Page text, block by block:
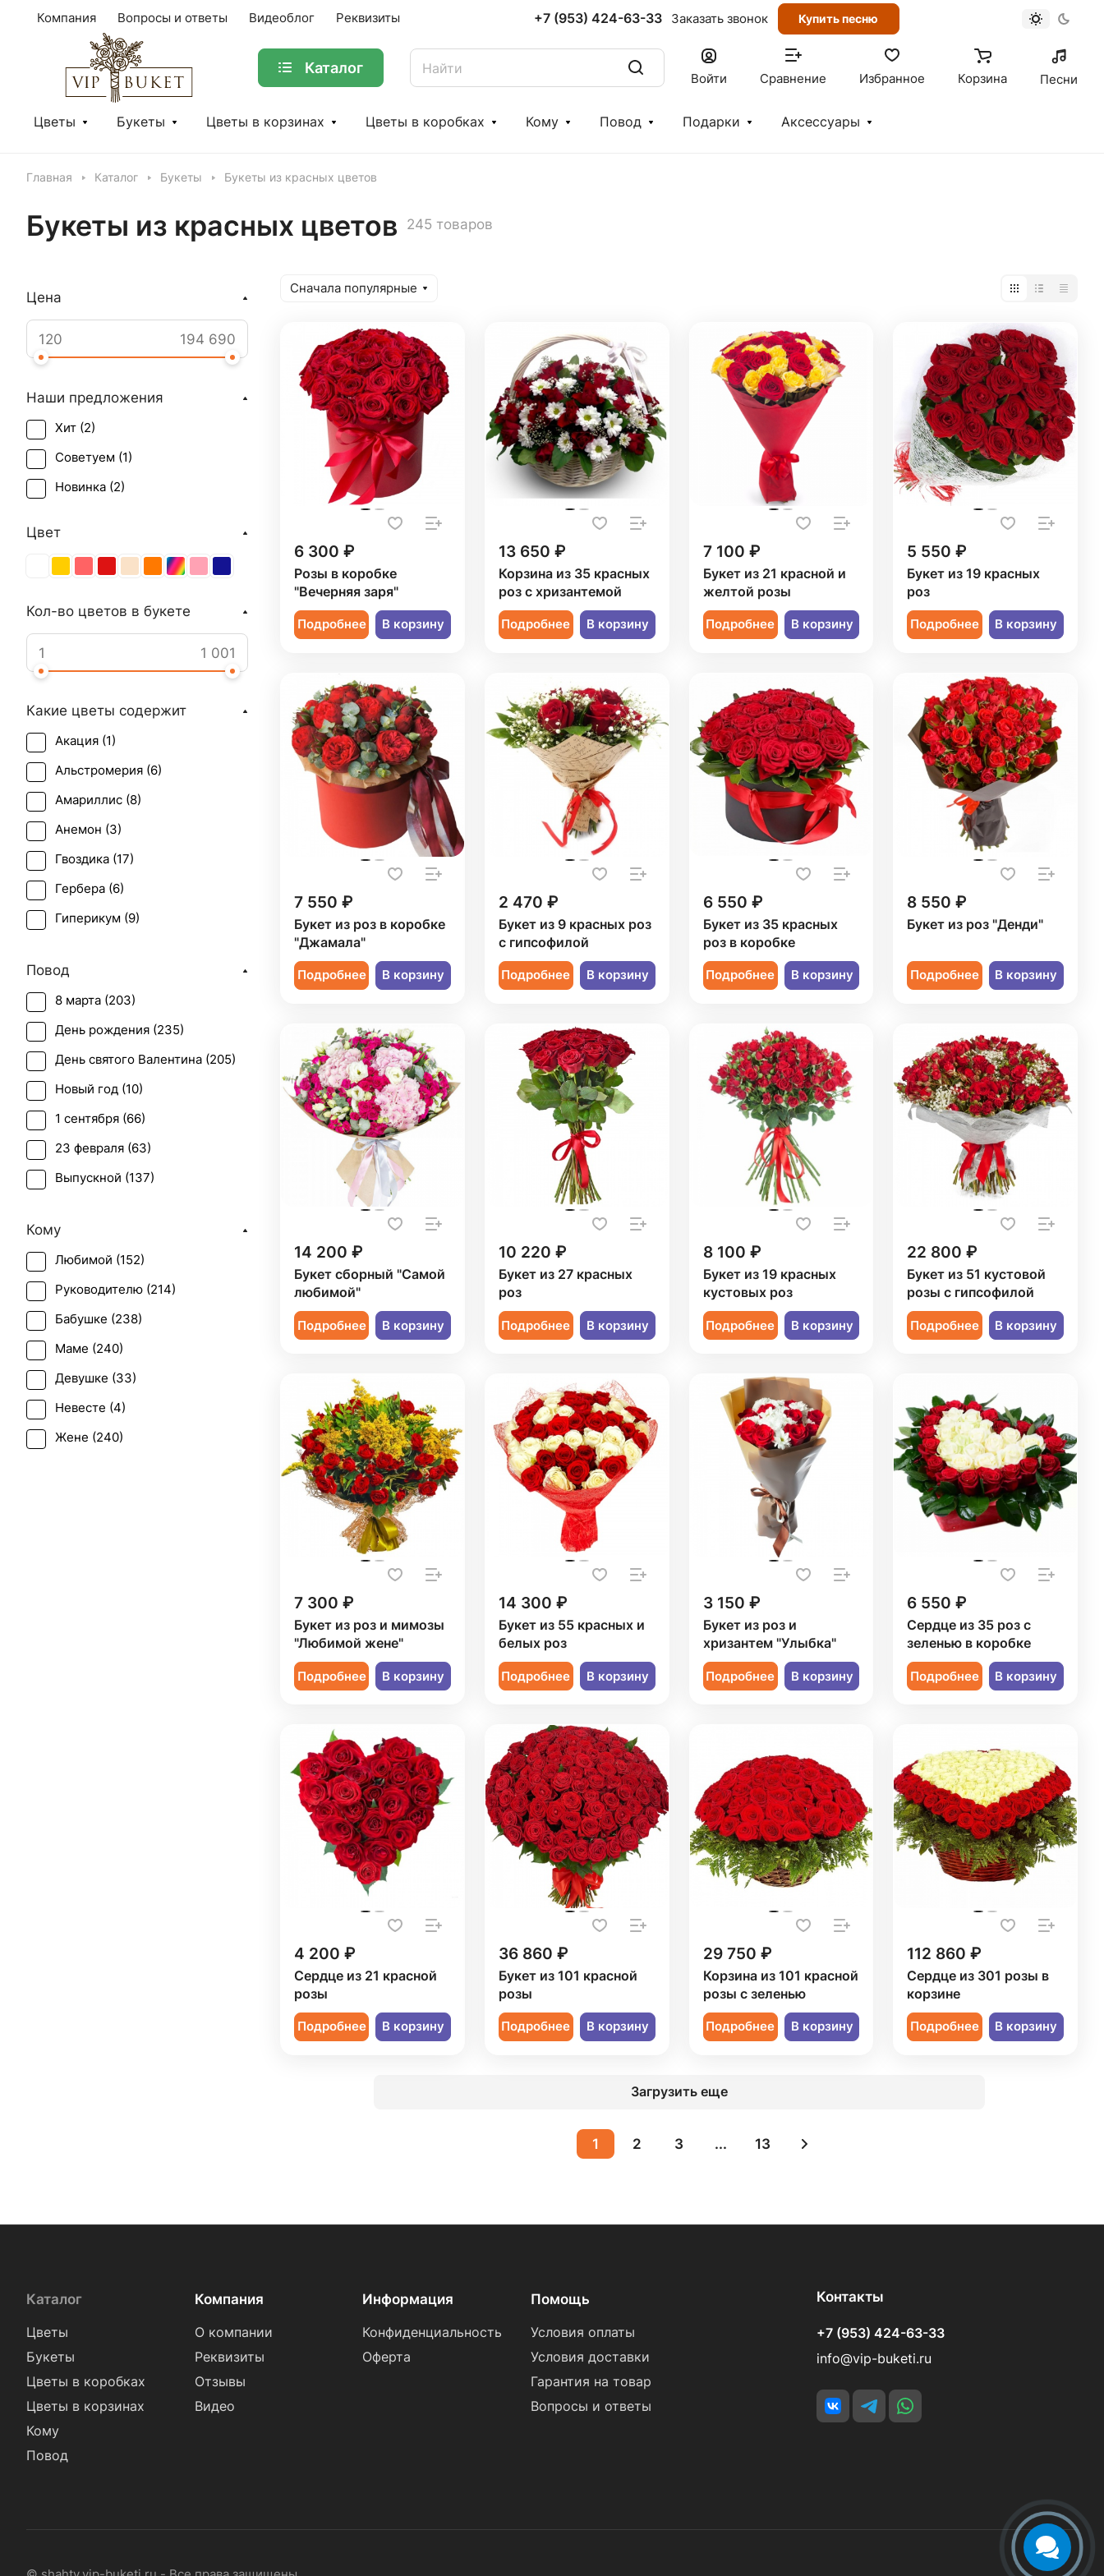
Компания Вопросы и ответы Видеоблог Реквизиты +7 (953) 424-63-33 Заказать звонок Купить песню
Каталог
Войти Сравнение Избранное Корзина Песни
Цветы Букеты Цветы в корзинах Цветы в коробках Кому Повод Подарки Аксессуары
Главная Каталог Букеты Букеты из красных цветов
Букеты из красных цветов 245 товаров
Сначала популярные
6 300 ₽
Розы в коробке
"Вечерняя заря"
Подробнее В корзину
13 650 ₽
Корзина из 35 красных
роз с хризантемой
Подробнее В корзину
7 100 ₽
Букет из 21 красной и
желтой розы
Подробнее В корзину
5 550 ₽
Букет из 19 красных
роз
Подробнее В корзину
7 550 ₽
Букет из роз в коробке
"Джамала"
Подробнее В корзину
2 470 ₽
Букет из 9 красных роз
с гипсофилой
Подробнее В корзину
6 550 ₽
Букет из 35 красных
роз в коробке
Подробнее В корзину
8 550 ₽
Букет из роз "Денди"
Подробнее В корзину
14 200 ₽
Букет сборный "Самой
любимой"
Подробнее В корзину
10 220 ₽
Букет из 27 красных
роз
Подробнее В корзину
8 100 ₽
Букет из 19 красных
кустовых роз
Подробнее В корзину
22 800 ₽
Букет из 51 кустовой
розы с гипсофилой
Подробнее В корзину
7 300 ₽
Букет из роз и мимозы
"Любимой жене"
Подробнее В корзину
14 300 ₽
Букет из 55 красных и
белых роз
Подробнее В корзину
3 150 ₽
Букет из роз и
хризантем "Улыбка"
Подробнее В корзину
6 550 ₽
Сердце из 35 роз с
зеленью в коробке
Подробнее В корзину
4 200 ₽
Сердце из 21 красной
розы
Подробнее В корзину
36 860 ₽
Букет из 101 красной
розы
Подробнее В корзину
29 750 ₽
Корзина из 101 красной
розы с зеленью
Подробнее В корзину
112 860 ₽
Сердце из 301 розы в
корзине
Подробнее В корзину
Загрузить еще
1 2 3 ... 13
Цена
Наши предложения
Хит (2)
Советуем (1)
Новинка (2)
Цвет
Кол-во цветов в букете
Какие цветы содержит
Акация (1)
Альстромерия (6)
Амариллис (8)
Анемон (3)
Гвоздика (17)
Гербера (6)
Гиперикум (9)
Гладиолус (
Гортензия (3)
Ирис (1)
Калла (2)
Краспедия (1)
Лилия (3)
Мимоза (2)
Нигелла (1)
Повод
8 марта (203)
День рождения (235)
День святого Валентина (205)
Новый год (10)
1 сентября (66)
23 февраля (63)
Выпускной (137)
День учителя (
Пасха (3)
Первое свидание (227
Последний звонок (
Рождение ребенка (
Рождество (9
Свадьба (2)
Татьянин день (
Кому
Любимой (152)
Руководителю (214)
Бабушке (238)
Маме (240)
Девушке (33)
Невесте (4)
Жене (240)
Каталог
Цветы
Букеты
Цветы в коробках
Цветы в корзинах
Кому
Повод
Компания
О компании
Реквизиты
Отзывы
Видео
Информация
Конфиденциальность
Оферта
Помощь
Условия оплаты
Условия доставки
Гарантия на товар
Вопросы и ответы
Контакты
+7 (953) 424-63-33
info@vip-buketi.ru